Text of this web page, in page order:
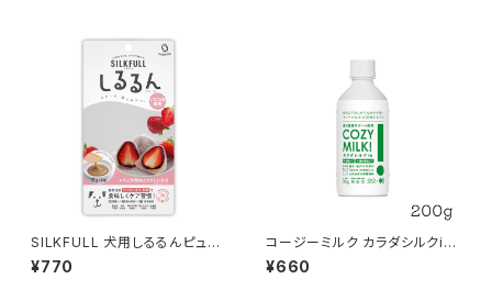
SILKFULL 犬用しるるんピュー
レ【いちご大福】シルクフル
¥770
コージーミルク カラダシルクin
200g 甘酒 シルクフル
¥660